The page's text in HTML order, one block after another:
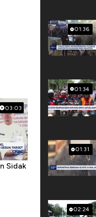
03:03
Sidak
01:36
01:34
01:31
02:24